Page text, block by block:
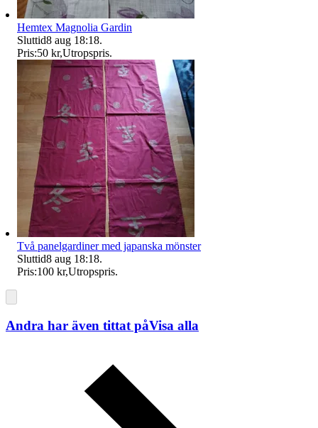
Hemtex Magnolia Gardin
Sluttid8 aug 18:18.
Pris:50 kr,Utropspris.
Två panelgardiner med japanska mönster
Sluttid8 aug 18:18.
Pris:100 kr,Utropspris.
Andra har även tittat påVisa alla